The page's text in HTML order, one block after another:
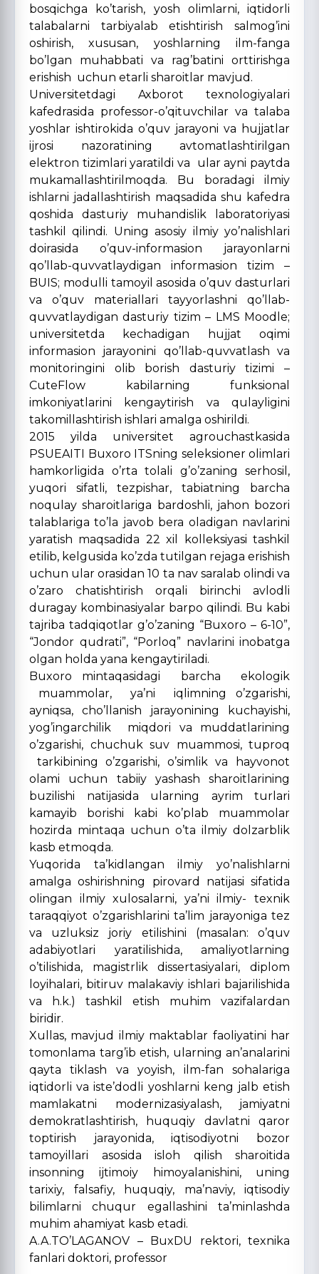
bosqichga ko’tarish, yosh olimlarni, iqtidorli
talabalarni tarbiyalab etishtirish salmog’ini
oshirish, xususan, yoshlarning ilm-fanga
bo’lgan muhabbati va rag’batini orttirishga
erishish uchun etarli sharoitlar mavjud.
Universitetdagi Axborot texnologiyalari
kafedrasida professor-o’qituvchilar va talaba
yoshlar ishtirokida o’quv jarayoni va hujjatlar
ijrosi nazoratining avtomatlashtirilgan
elektron tizimlari yaratildi va ular ayni paytda
mukamallashtirilmoqda. Bu boradagi ilmiy
ishlarni jadallashtirish maqsadida shu kafedra
qoshida dasturiy muhandislik laboratoriyasi
tashkil qilindi. Uning asosiy ilmiy yo’nalishlari
doirasida o’quv-informasion jarayonlarni
qo’llab-quvvatlaydigan informasion tizim –
BUIS; modulli tamoyil asosida o’quv dasturlari
va o’quv materiallari tayyorlashni qo’llab-
quvvatlaydigan dasturiy tizim – LMS Moodle;
universitetda kechadigan hujjat oqimi
informasion jarayonini qo’llab-quvvatlash va
monitoringini olib borish dasturiy tizimi –
CuteFlow kabilarning funksional
imkoniyatlarini kengaytirish va qulayligini
takomillashtirish ishlari amalga oshirildi.
2015 yilda universitet agrouchastkasida
PSUEAITI Buxoro ITSning seleksioner olimlari
hamkorligida o’rta tolali g’o’zaning serhosil,
yuqori sifatli, tezpishar, tabiatning barcha
noqulay sharoitlariga bardoshli, jahon bozori
talablariga to’la javob bera oladigan navlarini
yaratish maqsadida 22 xil kolleksiyasi tashkil
etilib, kelgusida ko’zda tutilgan rejaga erishish
uchun ular orasidan 10 ta nav saralab olindi va
o’zaro chatishtirish orqali birinchi avlodli
duragay kombinasiyalar barpo qilindi. Bu kabi
tajriba tadqiqotlar g’o’zaning “Buxoro – 6-10”,
“Jondor qudrati”, “Porloq” navlarini inobatga
olgan holda yana kengaytiriladi.
Buxoro mintaqasidagi barcha ekologik
muammolar, ya’ni iqlimning o’zgarishi,
ayniqsa, cho’llanish jarayonining kuchayishi,
yog’ingarchilik miqdori va muddatlarining
o’zgarishi, chuchuk suv muammosi, tuproq
tarkibining o’zgarishi, o’simlik va hayvonot
olami uchun tabiiy yashash sharoitlarining
buzilishi natijasida ularning ayrim turlari
kamayib borishi kabi ko’plab muammolar
hozirda mintaqa uchun o’ta ilmiy dolzarblik
kasb etmoqda.
Yuqorida ta’kidlangan ilmiy yo’nalishlarni
amalga oshirishning pirovard natijasi sifatida
olingan ilmiy xulosalarni, ya’ni ilmiy- texnik
taraqqiyot o’zgarishlarini ta’lim jarayoniga tez
va uzluksiz joriy etilishini (masalan: o’quv
adabiyotlari yaratilishida, amaliyotlarning
o’tilishida, magistrlik dissertasiyalari, diplom
loyihalari, bitiruv malakaviy ishlari bajarilishida
va h.k.) tashkil etish muhim vazifalardan
biridir.
Xullas, mavjud ilmiy maktablar faoliyatini har
tomonlama targ’ib etish, ularning an’analarini
qayta tiklash va yoyish, ilm-fan sohalariga
iqtidorli va iste’dodli yoshlarni keng jalb etish
mamlakatni modernizasiyalash, jamiyatni
demokratlashtirish, huquqiy davlatni qaror
toptirish jarayonida, iqtisodiyotni bozor
tamoyillari asosida isloh qilish sharoitida
insonning ijtimoiy himoyalanishini, uning
tarixiy, falsafiy, huquqiy, ma’naviy, iqtisodiy
bilimlarni chuqur egallashini ta’minlashda
muhim ahamiyat kasb etadi.
A.A.TO’LAGANOV – BuxDU rektori, texnika
fanlari doktori, professor